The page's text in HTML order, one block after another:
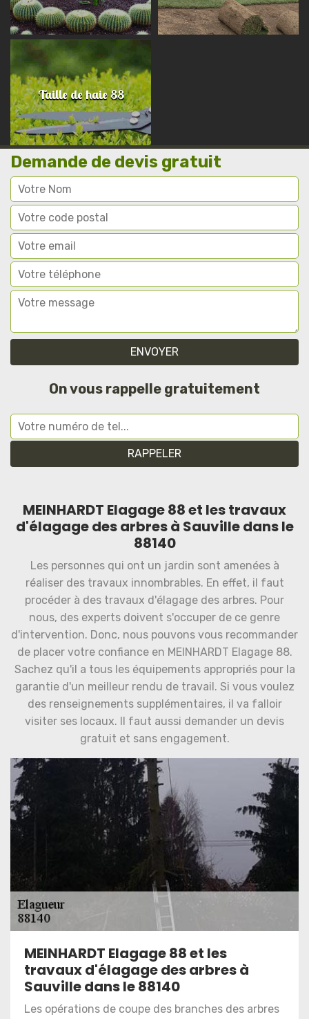
Taille de haie 88
Demande de devis gratuit
On vous rappelle gratuitement
MEINHARDT Elagage 88 et les travaux
d'élagage des arbres à Sauville dans le
88140
Les personnes qui ont un jardin sont amenées à
réaliser des travaux innombrables. En effet, il faut
procéder à des travaux d'élagage des arbres. Pour
nous, des experts doivent s'occuper de ce genre
d'intervention. Donc, nous pouvons vous recommander
de placer votre confiance en MEINHARDT Elagage 88.
Sachez qu'il a tous les équipements appropriés pour la
garantie d'un meilleur rendu de travail. Si vous voulez
des renseignements supplémentaires, il va falloir
visiter ses locaux. Il faut aussi demander un devis
gratuit et sans engagement.
MEINHARDT Elagage 88 et les
travaux d'élagage des arbres à
Sauville dans le 88140
Les opérations de coupe des branches des arbres